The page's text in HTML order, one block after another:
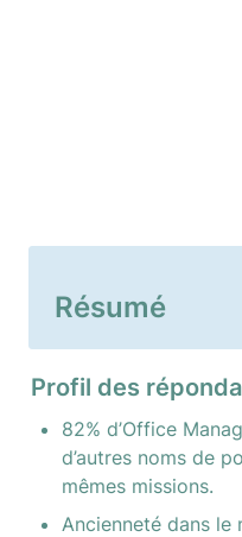
Résumé
Profil des
82% d’Office
d’autres noms de
mêmes missions.
Ancienneté dans